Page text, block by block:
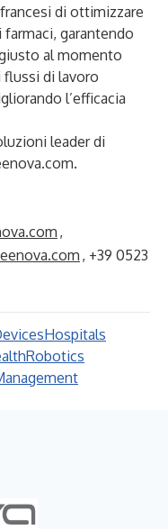
di ottimizzare
garantendo
al momento
di lavoro
l’efficacia
leader di
.
,
, +39 0523
Hospitals
Robotics